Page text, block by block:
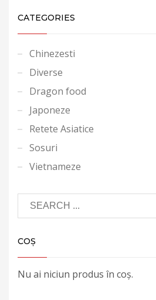
CATEGORIES
Chinezesti
Diverse
Dragon food
Japoneze
Retete Asiatice
Sosuri
Vietnameze
COȘ
Nu ai niciun produs în coș.